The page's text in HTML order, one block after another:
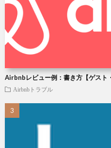
Airbnbレビュー例：書き方【ゲスト
Airbnbトラブル